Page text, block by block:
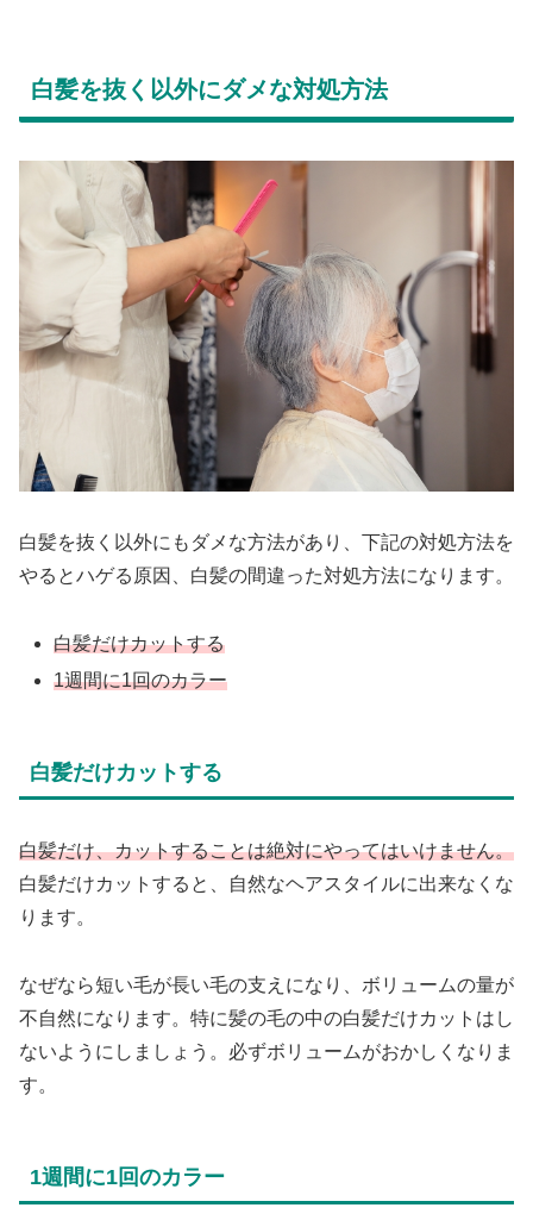
白髪を抜く以外にダメな対処方法
白髪を抜く以外にもダメな方法があり、下記の対処方法を
やるとハゲる原因、白髪の間違った対処方法になります。
白髪だけカットする
1週間に1回のカラー
白髪だけカットする
白髪だけ、カットすることは絶対にやってはいけません。
白髪だけカットすると、自然なヘアスタイルに出来なくな
ります。
なぜなら短い毛が長い毛の支えになり、ボリュームの量が
不自然になります。特に髪の毛の中の白髪だけカットはし
ないようにしましょう。必ずボリュームがおかしくなりま
す。
1週間に1回のカラー